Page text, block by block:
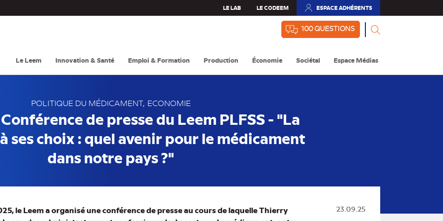
LE LAB LE CODEEM ESPACE ADHÉRENTS
(NOUVEL
100 QUESTIONS
Le Leem Innovation & Santé Emploi & Formation Production Économie Sociétal Espace Médias
POLITIQUE DU MÉDICAMENT ECONOMIE
de presse du Leem PLFSS - "La
ses choix : quel avenir pour le médicament
dans notre pays ?"
23.09.25
le Leem a organisé une conférence de presse au cours de laquelle Thierry